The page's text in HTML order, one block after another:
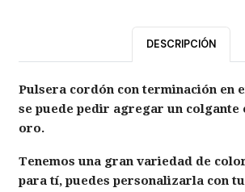
DESCRIPCIÓN
Pulsera cordón con terminación en
se puede pedir agregar un colgante
oro.
Tenemos una gran variedad de
para tí, puedes personalizarla con